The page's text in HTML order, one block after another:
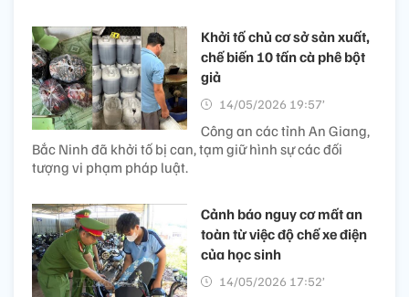
Khởi tố chủ cơ sở sản xuất,
chế biến 10 tấn cà phê bột
giả
14/05/2026 19:57’
Công an các tỉnh An Giang,
Bắc Ninh đã khởi tố bị can, tạm giữ hình sự các đối
tượng vi phạm pháp luật.
Cảnh báo nguy cơ mất an
toàn từ việc độ chế xe điện
của học sinh
14/05/2026 17:52’